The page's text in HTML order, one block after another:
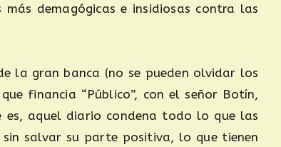
demagógicas e insidiosas contra las
la gran banca (no se pueden olvidar los
financia “Público”, con el señor Botín,
es, aquel diario condena todo lo que las
salvar su parte positiva, lo que tienen